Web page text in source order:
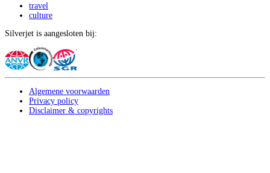
travel
culture
Silverjet is aangesloten bij:
Algemene voorwaarden
Privacy policy
Disclaimer & copyrights